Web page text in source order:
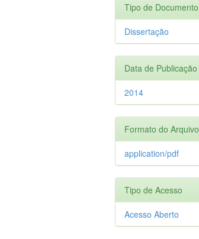
Tipo de Documento
Dissertação
Data de Publicação
2014
Formato do Arquivo
application/pdf
Tipo de Acesso
Acesso Aberto